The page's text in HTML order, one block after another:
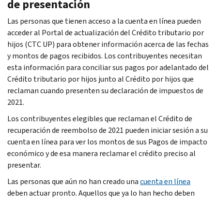
de presentación
Las personas que tienen acceso a la cuenta en línea pueden
acceder al Portal de actualización del Crédito tributario por
hijos (CTC UP) para obtener información acerca de las fechas
y montos de pagos recibidos. Los contribuyentes necesitan
esta información para conciliar sus pagos por adelantado del
Crédito tributario por hijos junto al Crédito por hijos que
reclaman cuando presenten su declaración de impuestos de
2021.
Los contribuyentes elegibles que reclaman el Crédito de
recuperación de reembolso de 2021 pueden iniciar sesión a su
cuenta en línea para ver los montos de sus Pagos de impacto
económico y de esa manera reclamar el crédito preciso al
presentar.
Las personas que aún no han creado unacuenta en línea
deben actuar pronto. Aquellos que ya lo han hecho deben